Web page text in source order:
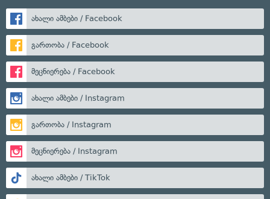
ახალი ამბები / Facebook
გართობა / Facebook
მეცნიერება / Facebook
ახალი ამბები / Instagram
გართობა / Instagram
მეცნიერება / Instagram
ახალი ამბები / TikTok